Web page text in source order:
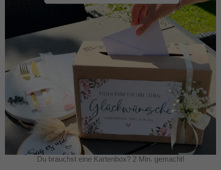
Du brauchst eine Kartenbox? 2 Min. gemacht!